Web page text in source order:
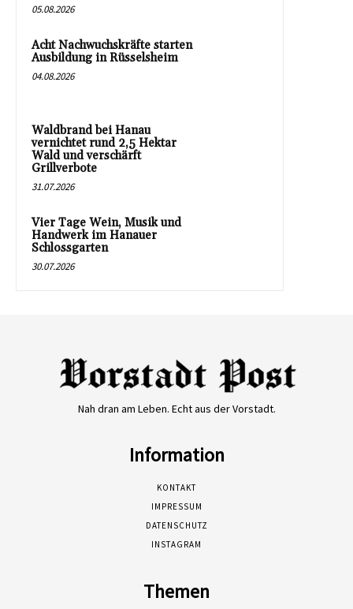
05.08.2026
Acht Nachwuchskräfte starten
Ausbildung in Rüsselsheim
04.08.2026
Waldbrand bei Hanau
vernichtet rund 2,5 Hektar
Wald und verschärft
Grillverbote
31.07.2026
Vier Tage Wein, Musik und
Handwerk im Hanauer
Schlossgarten
30.07.2026
Nah dran am Leben. Echt aus der Vorstadt.
Information
KONTAKT
IMPRESSUM
DATENSCHUTZ
INSTAGRAM
Themen